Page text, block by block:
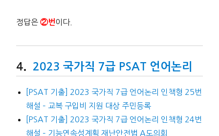
정답은②번 이다.
2023 국가직 7급 PSAT 언어논리
[PSAT 기출] 2023 국가직 7급 언어논리 인책형 25번
해설 – 교복 구입비 지원 대상 주민등록
[PSAT 기출] 2023 국가직 7급 언어논리 인책형 24번
해설 – 기능연속성계획 재난안전법 A도의회